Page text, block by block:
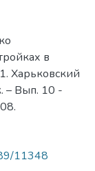
в
Харьковский
– Вып. 10 -
11348